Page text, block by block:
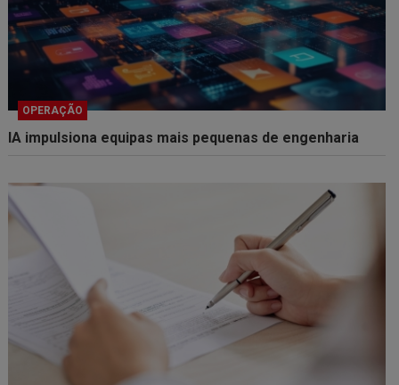
OPERAÇÃO
IA impulsiona equipas mais pequenas de engenharia